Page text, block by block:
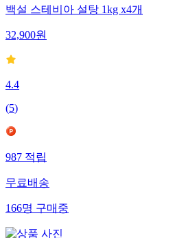
백설 스테비아 설탕 1kg x4개
32,900원
4.4
(5)
987적립
무료배송
166명구매중